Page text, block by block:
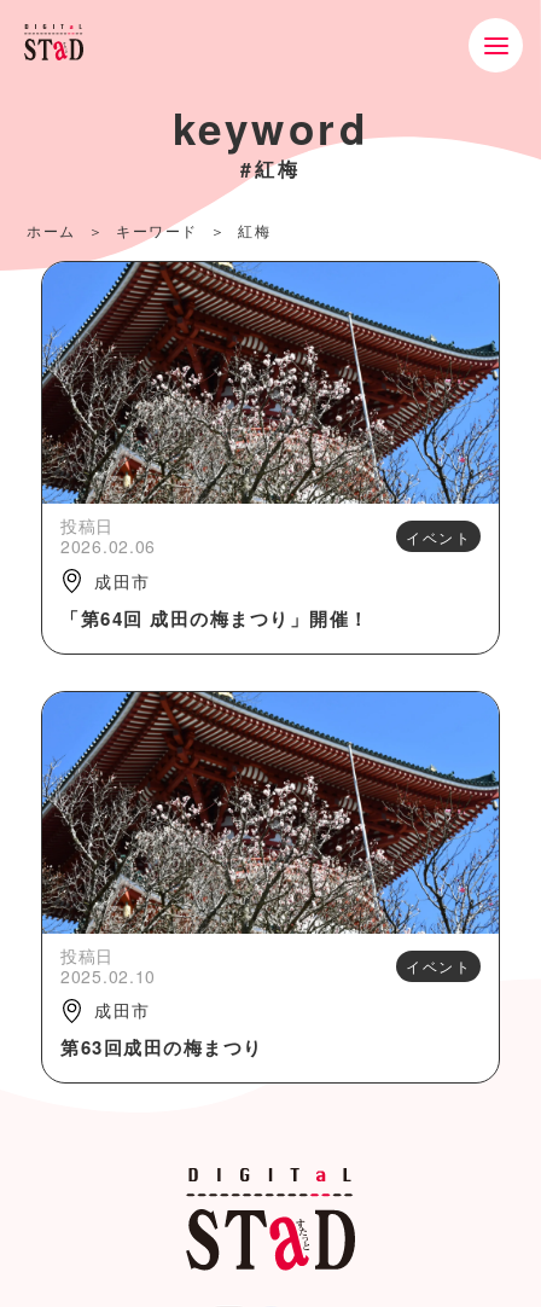
keyword
#紅梅
ホーム キーワード 紅梅
投稿日
2026.02.06
イベント
成田市
「第64回 成田の梅まつり」開催！
投稿日
2025.02.10
イベント
成田市
第63回成田の梅まつり